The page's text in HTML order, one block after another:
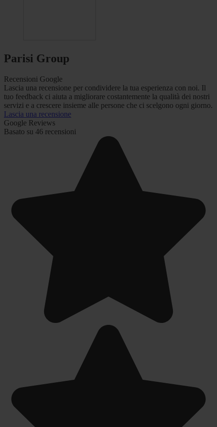
Parisi Group
Recensioni Google
Lascia una recensione per condividere la tua esperienza con noi. Il
tuo feedback ci aiuta a migliorare costantemente la qualità dei nostri
servizi e a crescere insieme alle persone che ci scelgono ogni giorno.
Lascia una recensione
Google Reviews
Basato su 46 recensioni